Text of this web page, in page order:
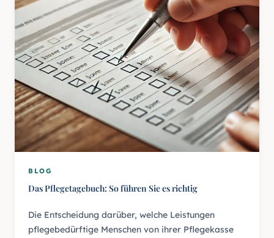
BLOG
Das Pflegetagebuch: So führen Sie es richtig
Die Entscheidung darüber, welche Leistungen
pflegebedürftige Menschen von ihrer Pflegekasse